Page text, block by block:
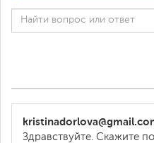
Здравствуйте. Скажите